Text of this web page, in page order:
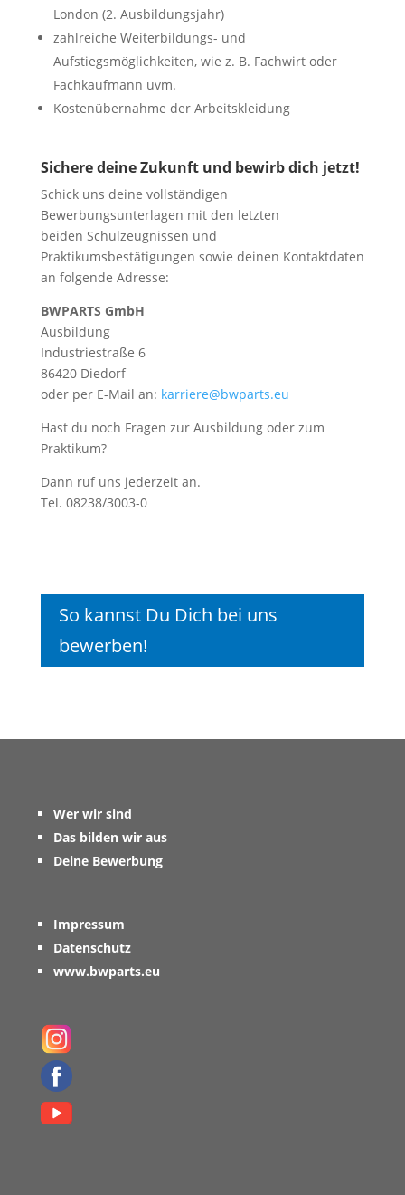
London (2. Ausbildungsjahr)
zahlreiche Weiterbildungs- und
Aufstiegsmöglichkeiten, wie z. B. Fachwirt oder
Fachkaufmann uvm.
Kostenübernahme der Arbeitskleidung
Sichere deine Zukunft und bewirb dich jetzt!
Schick uns deine vollständigen
Bewerbungsunterlagen mit den letzten
beiden Schulzeugnissen und
Praktikumsbestätigungen sowie deinen Kontaktdaten
an folgende Adresse:
BWPARTS GmbH
Ausbildung
Industriestraße 6
86420 Diedorf
oder per E-Mail an: karriere@bwparts.eu
Hast du noch Fragen zur Ausbildung oder zum
Praktikum?
Dann ruf uns jederzeit an.
Tel. 08238/3003-0
So kannst Du Dich bei uns
bewerben!
Wer wir sind
Das bilden wir aus
Deine Bewerbung
Impressum
Datenschutz
www.bwparts.eu